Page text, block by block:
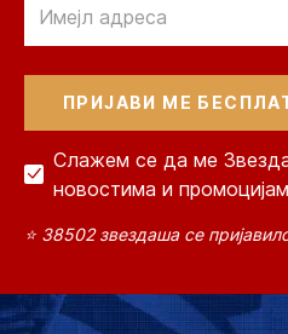
Слажем се да ме
новостима и
⭐ 38502 звездаша се